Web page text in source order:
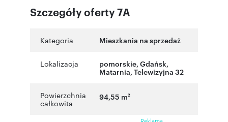
Szczegóły oferty 7A
Kategoria Mieszkania na sprzedaż
Lokalizacja pomorskie, Gdańsk,
Matarnia, Telewizyjna 32
Powierzchnia
całkowita
94,55 m2